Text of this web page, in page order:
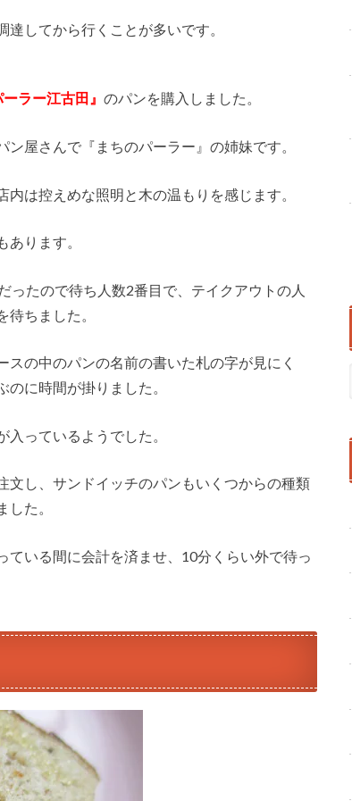
してから行くことが多いです。
ーラー江古田』 のパンを購入しました。
屋さんで『まちのパーラー』の姉妹です。
は控えめな照明と木の温もりを感じます。
ります。
ったので待ち人数2番目で、テイクアウトの人
ちました。
の中のパンの名前の書いた札の字が見にく
に時間が掛りました。
っているようでした。
文し、サンドイッチのパンもいくつからの種類
た。
いる間に会計を済ませ、10分くらい外で待っ